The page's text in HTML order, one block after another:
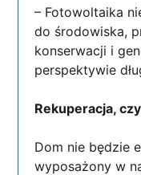
– Fotowoltaika
do środowiska,
konserwacji i
perspektywie
Rekuperacja,
Dom nie będzie
wyposażony w